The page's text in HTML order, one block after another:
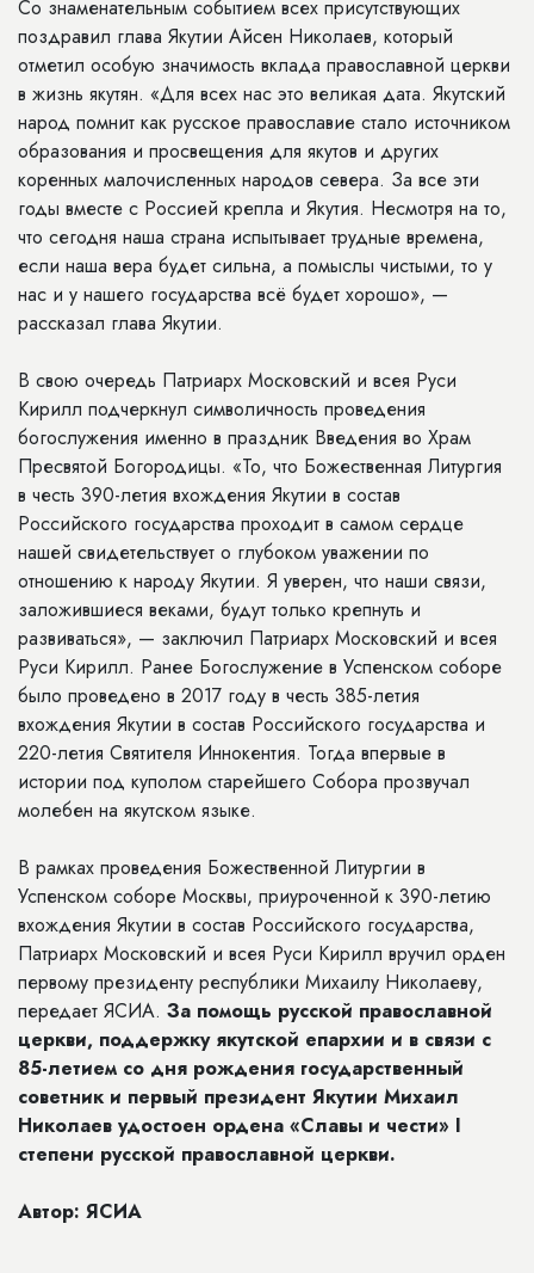
Со знаменательным событием всех присутствующих
поздравил глава Якутии Айсен Николаев, который
отметил особую значимость вклада православной церкви
в жизнь якутян. «Для всех нас это великая дата. Якутский
народ помнит как русское православие стало источником
образования и просвещения для якутов и других
коренных малочисленных народов севера. За все эти
годы вместе с Россией крепла и Якутия. Несмотря на то,
что сегодня наша страна испытывает трудные времена,
если наша вера будет сильна, а помыслы чистыми, то у
нас и у нашего государства всё будет хорошо», —
рассказал глава Якутии.
В свою очередь Патриарх Московский и всея Руси
Кирилл подчеркнул символичность проведения
богослужения именно в праздник Введения во Храм
Пресвятой Богородицы. «То, что Божественная Литургия
в честь 390-летия вхождения Якутии в состав
Российского государства проходит в самом сердце
нашей свидетельствует о глубоком уважении по
отношению к народу Якутии. Я уверен, что наши связи,
заложившиеся веками, будут только крепнуть и
развиваться», — заключил Патриарх Московский и всея
Руси Кирилл. Ранее Богослужение в Успенском соборе
было проведено в 2017 году в честь 385-летия
вхождения Якутии в состав Российского государства и
220-летия Святителя Иннокентия. Тогда впервые в
истории под куполом старейшего Собора прозвучал
молебен на якутском языке.
В рамках проведения Божественной Литургии в
Успенском соборе Москвы, приуроченной к 390-летию
вхождения Якутии в состав Российского государства,
Патриарх Московский и всея Руси Кирилл вручил орден
первому президенту республики Михаилу Николаеву,
передает ЯСИА. За помощь русской православной
церкви, поддержку якутской епархии и в связи с
85-летием со дня рождения государственный
советник и первый президент Якутии Михаил
Николаев удостоен ордена «Славы и чести» I
степени русской православной церкви.
Автор: ЯСИА